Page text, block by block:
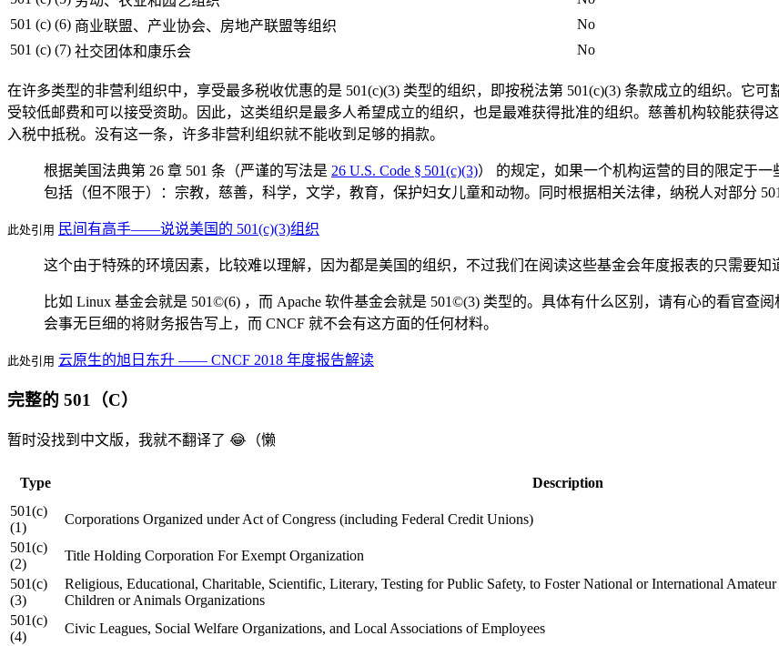
501 (c) (6) 商业联盟、产业协会、房地产联盟等组织
No
501 (c) (7) 社交团体和康乐会 No
在许多类型的非营利组织中，享受最多税收优惠的是 501(c)(3) 类型的组织，即按税法第 501(c)(3) 条款成立的组织。它
受较低邮费和可以接受资助。因此，这类组织是最多人希望成立的组织，也是最难获得批准的组织。慈善机构较能获得
入税中抵税。没有这一条，许多非营利组织就不能收到足够的捐款。
根据美国法典第 26 章 501 条（严谨的写法是 26 U.S. Code § 501(c)(3)） 的规定，如果一个机构运营的目的限定于
包括（但不限于）：宗教，慈善，科学，文学，教育，保护妇女儿童和动物。同时根据相关法律，纳税人对部分
此处引用 民间有高手——说说美国的 501(c)(3)组织
这个由于特殊的环境因素，比较难以理解，因为都是美国的组织，不过我们在阅读这些基金会年度报表的只需要知
比如 Linux 基金会就是 501©(6) ，而 Apache 软件基金会就是 501©(3) 类型的。具体有什么区别，请有心的看官查
会事无巨细的将财务报告写上，而 CNCF 就不会有这方面的任何材料。
此处引用 云原生的旭日东升 —— CNCF 2018 年度报告解读
完整的 501（C）
暂时没找到中文版，我就不翻译了 😂（懒
Type Description
501(c)
(1)
Corporations Organized under Act of Congress (including Federal Credit Unions)
501(c)
(2)
Title Holding Corporation For Exempt Organization
501(c)
(3)
Religious, Educational, Charitable, Scientific, Literary, Testing for Public Safety, to Foster National or International
Children or Animals Organizations
501(c)
(4)
Civic Leagues, Social Welfare Organizations, and Local Associations of Employees